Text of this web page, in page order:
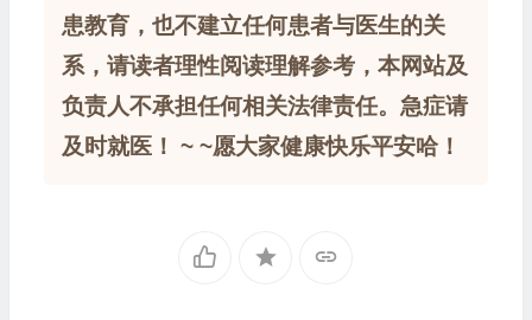
患教育，也不建立任何患者与医生的关
系，请读者理性阅读理解参考，本网站及
负责人不承担任何相关法律责任。急症请
及时就医！ ~ ~愿大家健康快乐平安哈！